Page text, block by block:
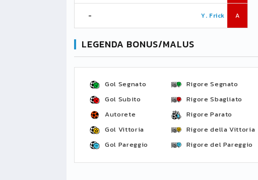
- Y. Frick A
LEGENDA BONUS/MALUS
Gol Segnato
Gol Subito
Autorete
Gol Vittoria
Gol Pareggio
Rigore Segnato
Rigore Sbagliato
Rigore Parato
Rigore della Vittoria
Rigore del Pareggio